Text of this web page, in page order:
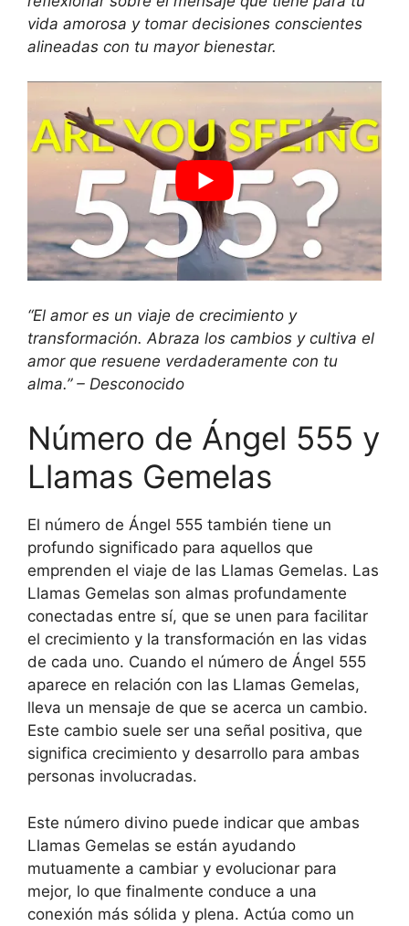
vida amorosa y tomar decisiones conscientes
alineadas con tu mayor bienestar.
“El amor es un viaje de crecimiento y
transformación. Abraza los cambios y cultiva el
amor que resuene verdaderamente con tu
alma.” – Desconocido
Número de Ángel 555 y
Llamas Gemelas
El número de Ángel 555 también tiene un
profundo significado para aquellos que
emprenden el viaje de las Llamas Gemelas. Las
Llamas Gemelas son almas profundamente
conectadas entre sí, que se unen para facilitar
el crecimiento y la transformación en las vidas
de cada uno. Cuando el número de Ángel 555
aparece en relación con las Llamas Gemelas,
lleva un mensaje de que se acerca un cambio.
Este cambio suele ser una señal positiva, que
significa crecimiento y desarrollo para ambas
personas involucradas.
Este número divino puede indicar que ambas
Llamas Gemelas se están ayudando
mutuamente a cambiar y evolucionar para
mejor, lo que finalmente conduce a una
conexión más sólida y plena. Actúa como un